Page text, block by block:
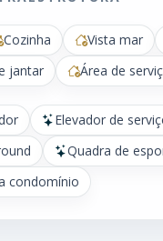
Cozinha Vista mar
jantar Área de
Elevador de
Quadra de
condomínio